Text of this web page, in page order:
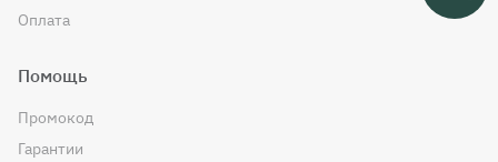
Оплата
Помощь
Промокод
Гарантии